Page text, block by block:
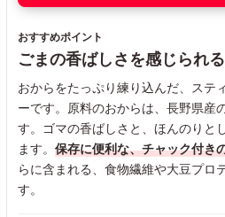
おすすめポイント
ごまの香ばしさを感じられ
おからをたっぷり練り込んだ、ステ
ーです。原料のおからは、長野県産
す。ゴマの香ばしさと、ほんのりと
ます。 保存に便利な、チャック付き
らに含まれる、食物繊維や大豆プロ
す。